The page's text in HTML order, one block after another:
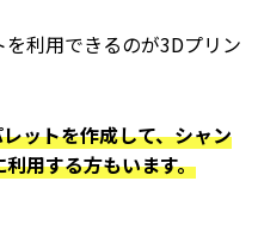
利用できるのが3Dプリン
ットを作成して、シャン
用する方もいます。